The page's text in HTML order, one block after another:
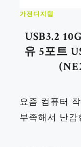
가전디지털
USB3.2
유 5포트
요즘 컴퓨터
부족해서 난